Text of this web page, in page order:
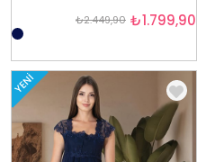
₺1.799,90
₺2.449,90
YENI